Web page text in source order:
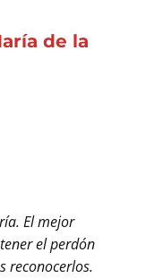
de la
El mejor
el perdón
reconocerlos.